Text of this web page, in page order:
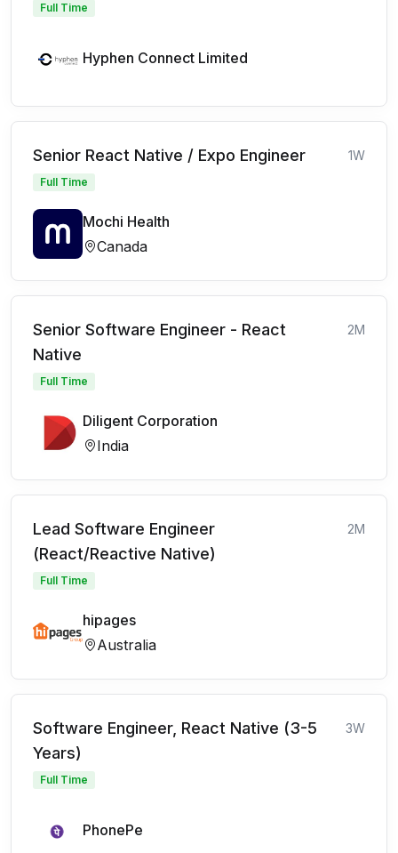
Full Time
Hyphen Connect Limited
Senior React Native / Expo Engineer 1W
Full Time
Mochi Health
Canada
Senior Software Engineer - React
Native
2M
Full Time
Diligent Corporation
India
Lead Software Engineer
(React/Reactive Native)
2M
Full Time
hipages
Australia
Software Engineer, React Native (3-5
Years)
3W
Full Time
PhonePe